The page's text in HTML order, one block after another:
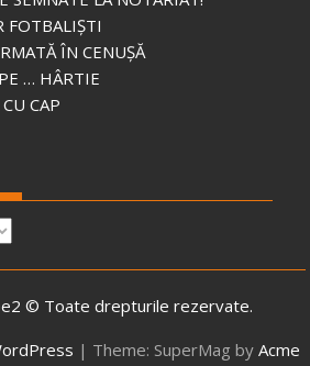
FOTBALIȘTI
ÎN CENUȘĂ
… HÂRTIE
CAP
© Toate drepturile rezervate.
| Theme: SuperMag by Acme